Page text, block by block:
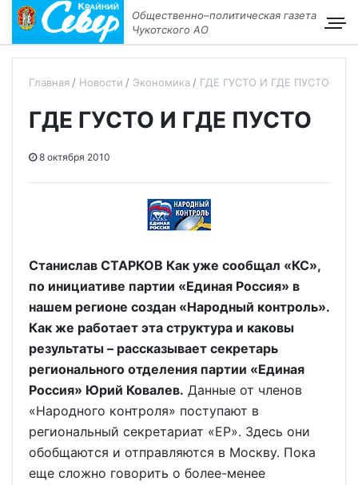
Общественно–политическая газета
Чукотского АО
Главная Новости Экономика ГДЕ ГУСТО И ГДЕ ПУСТО
ГДЕ ГУСТО И ГДЕ ПУСТО
8 октября 2010
Станислав СТАРКОВ Как уже сообщал «КС»,
по инициативе партии «Единая Россия» в
нашем регионе создан «Народный контроль».
Как же работает эта структура и каковы
результаты – рассказывает секретарь
регионального отделения партии «Единая
Россия» Юрий Ковалев. Данные от членов
«Народного контроля» поступают в
региональный секретариат «ЕР». Здесь они
обобщаются и отправляются в Москву. Пока
еще сложно говорить о более-менее